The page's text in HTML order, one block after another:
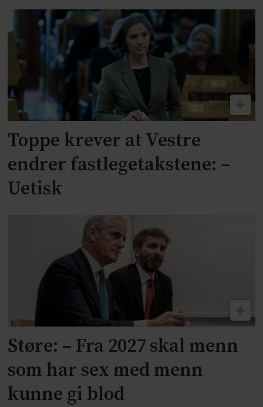
Toppe krever at Vestre
endrer fastlegetakstene: –
Uetisk
Støre: – Fra 2027 skal menn
som har sex med menn
kunne gi blod